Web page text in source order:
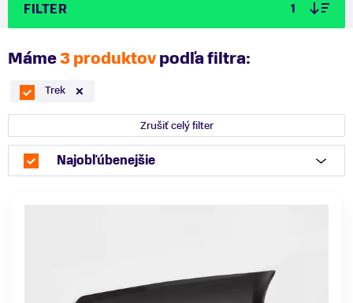
FILTER 1
Máme3 produktovpodľa filtra:
Trek
Zrušiť celý filter
Najobľúbenejšie